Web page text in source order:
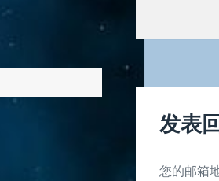
发表
您的邮箱